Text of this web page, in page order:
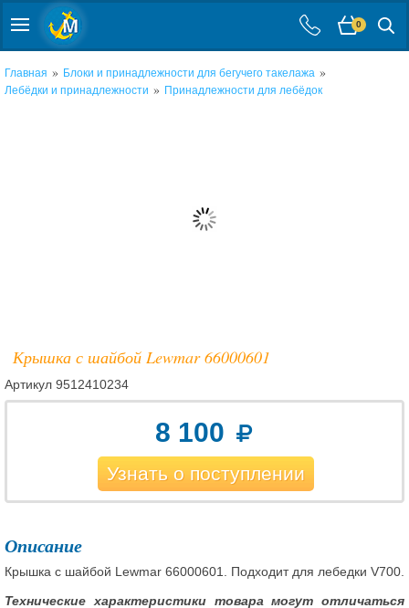
0
Главная » Блоки и принадлежности для бегучего такелажа »
Лебёдки и принадлежности » Принадлежности для лебёдок
Крышка с шайбой Lewmar 66000601
Артикул 9512410234
8 100
Узнать о поступлении
Описание
Крышка с шайбой Lewmar 66000601. Подходит для лебедки V700.
Технические характеристики товара могут отличаться